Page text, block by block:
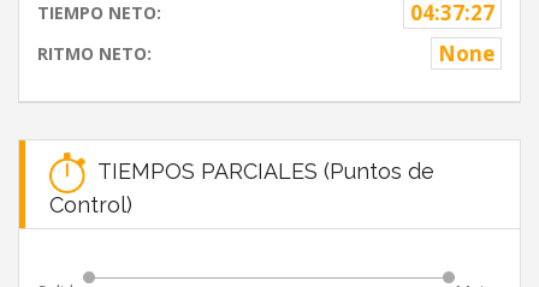
TIEMPO NETO: 04:37:27
RITMO NETO: None
TIEMPOS PARCIALES (Puntos de
Control)